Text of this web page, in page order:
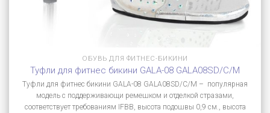
ОБУВЬ ДЛЯ ФИТНЕС-БИКИНИ
Туфли для фитнес бикини GALA-08 GALA08SD/C/M
Туфли для фитнес бикини GALA-08 GALA08SD/C/M – популярная
модель с поддерживающи ремешком и отделкой стразами,
соответствует требованиям IFBB, высота подошвы 0,9 см., высота